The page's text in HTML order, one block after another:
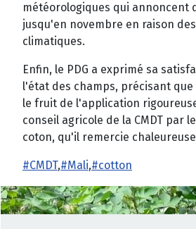
météorologiques qui annoncent
jusqu'en novembre en raison
climatiques.
Enfin, le PDG a exprimé sa
l'état des champs, précisant
le fruit de l'application
conseil agricole de la CMDT par
coton, qu'il remercie
#CMDT,#Mali,#cotton